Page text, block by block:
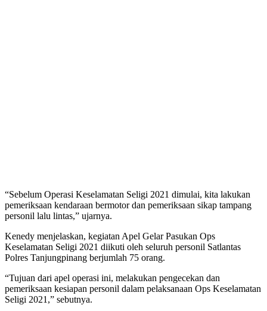
“Sebelum Operasi Keselamatan Seligi 2021 dimulai, kita lakukan
pemeriksaan kendaraan bermotor dan pemeriksaan sikap tampang
personil lalu lintas,” ujarnya.
Kenedy menjelaskan, kegiatan Apel Gelar Pasukan Ops
Keselamatan Seligi 2021 diikuti oleh seluruh personil Satlantas
Polres Tanjungpinang berjumlah 75 orang.
“Tujuan dari apel operasi ini, melakukan pengecekan dan
pemeriksaan kesiapan personil dalam pelaksanaan Ops Keselamatan
Seligi 2021,” sebutnya.